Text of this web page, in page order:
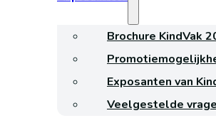
Brochure KindVak
Exposanten van
Veelgestelde